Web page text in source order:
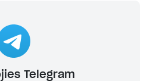
Telegram